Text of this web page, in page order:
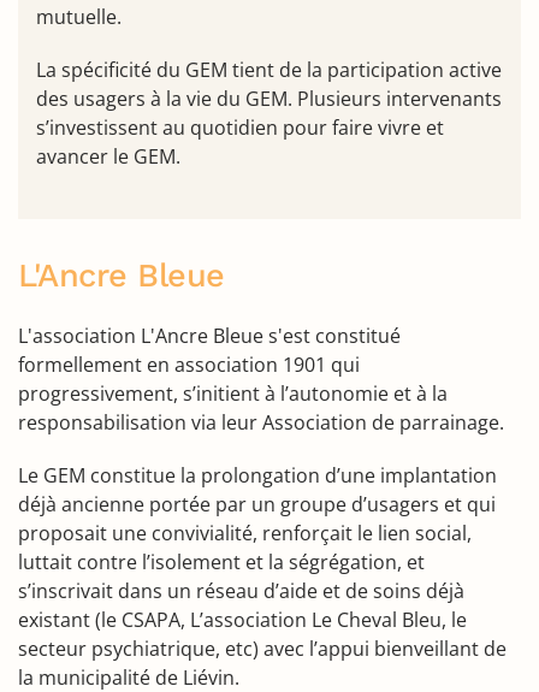
mutuelle.
La spécificité du GEM tient de la participation active
des usagers à la vie du GEM. Plusieurs intervenants
s’investissent au quotidien pour faire vivre et
avancer le GEM.
L'Ancre Bleue
L'association L'Ancre Bleue s'est constitué
formellement en association 1901 qui
progressivement, s’initient à l’autonomie et à la
responsabilisation via leur Association de parrainage.
Le GEM constitue la prolongation d’une implantation
déjà ancienne portée par un groupe d’usagers et qui
proposait une convivialité, renforçait le lien social,
luttait contre l’isolement et la ségrégation, et
s’inscrivait dans un réseau d’aide et de soins déjà
existant (le CSAPA, L’association Le Cheval Bleu, le
secteur psychiatrique, etc) avec l’appui bienveillant de
la municipalité de Liévin.